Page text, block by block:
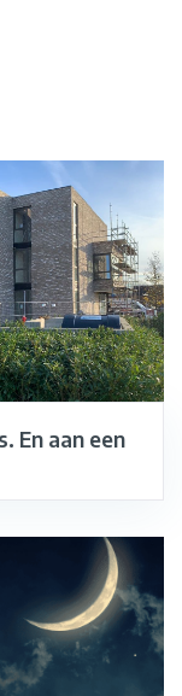
En aan een